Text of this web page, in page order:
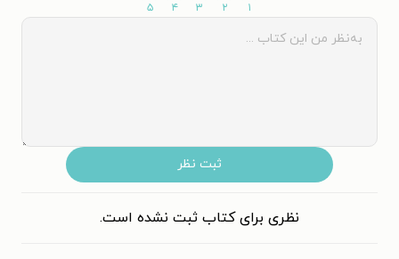
۱ ۲ ۳ ۴ ۵
ثبت نظر
نظری برای کتاب ثبت نشده است.